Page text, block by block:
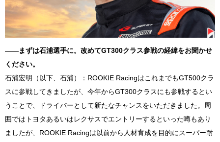
――まずは石浦選手に。改めてGT300クラス参戦の経緯をお聞かせ
ください。
石浦宏明（以下、石浦）： ROOKIE RacingはこれまでもGT500クラ
スに参戦してきましたが、今年からGT300クラスにも参戦するとい
うことで、ドライバーとして新たなチャンスをいただきました。周
囲ではトヨタあるいはレクサスでエントリーするといった噂もあり
ましたが、 ROOKIE Racingは以前から人材育成を目的にスーパー耐